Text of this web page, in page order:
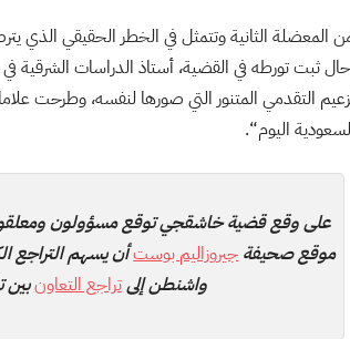
المعضلة الثانية وتتمثل في الخطر الحقيقي
ثبت تورطه في القضية، أستاذ الدراسات الشرقية
التقدمي المتنور التي صورها لنفسه، وطرحت
اليوم“
.
على وقع قضية خاشقجي توقع مسؤولون
موقع صحيفةجيروزاليم بوستأن يسهم التراجع
واشنطن إلىتراجع التعاونبين